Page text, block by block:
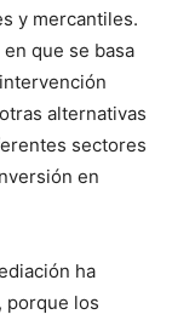
y mercantiles.
que se basa
alternativas
sectores
en
ha
porque los